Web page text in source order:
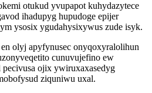
otukud yvupapot kuhydazytece
ihadupyg hupudoge epijer
ysosix ygudahysixywus zude isyk.
olyj apyfynusec onyqoxyralolihun
cunuvujefino ew
ojix ywiruxaxasedyg
ziquniwu uxal.